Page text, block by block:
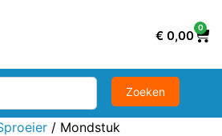
€ 0,00
0
/ Mondstuk